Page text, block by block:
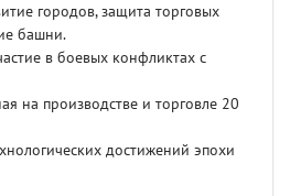
городов, защита торговых
башни.
в боевых конфликтах с
на производстве и торговле 20
достижений эпохи